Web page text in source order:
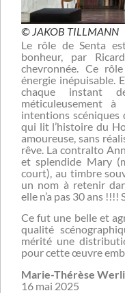
© JAKOB TILLMANN
Le rôle de Senta
bonheur, par
chevronnée. Ce
énergie inépuisable.
chaque instant
méticuleusement
intentions scéniques
qui lit l’histoire du
amoureuse, sans
rêve. La contralto
et splendide Mary
court), au timbre
un nom à retenir
elle n’a pas 30 ans
Ce fut une belle et
qualité
mérité une
pour cette œuvre
Marie-Thérèse
16 mai 2025